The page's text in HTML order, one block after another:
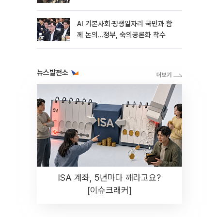
AI 기본사회·평생일자리 국민과 함
께 논의…정부, 숙의공론화 착수
뉴스발전소
ISA 계좌, 5년마다 깨라고요?
[이슈크래커]